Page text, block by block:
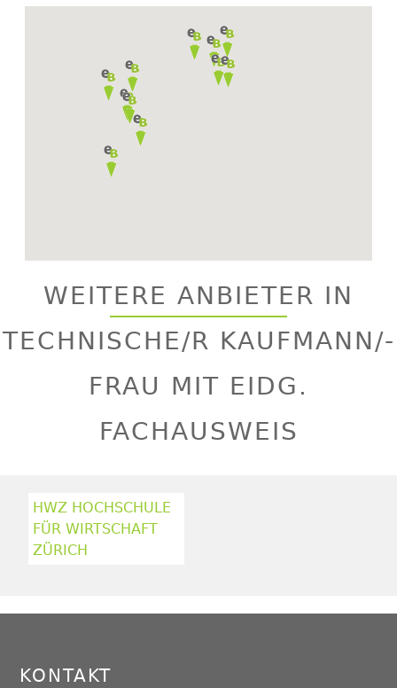
to
WEITERE ANBIETER IN
TECHNISCHE/R KAUFMANN/-
FRAU MIT EIDG.
FACHAUSWEIS
HWZ HOCHSCHULE
FÜR WIRTSCHAFT
ZÜRICH
KONTAKT